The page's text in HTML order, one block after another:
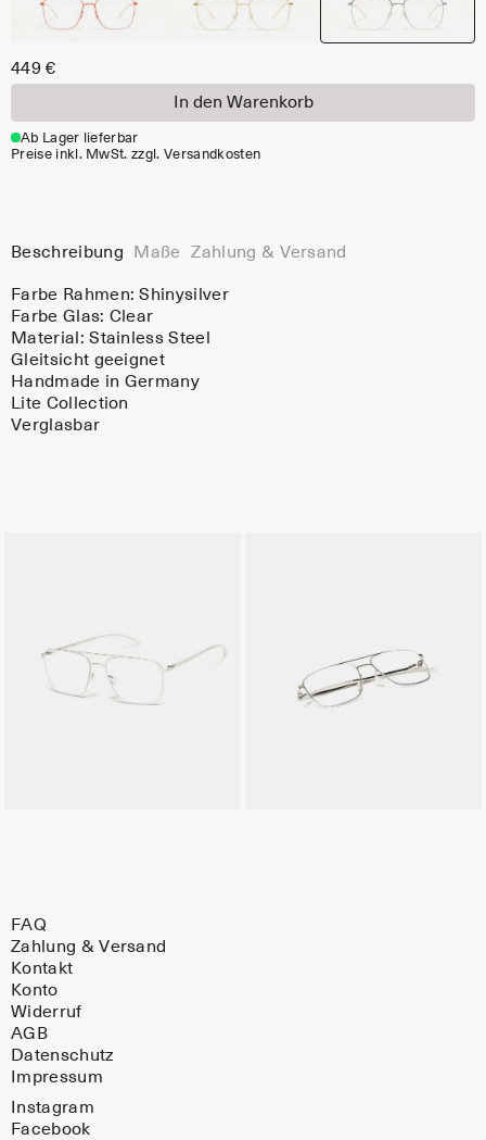
449 €
In den Warenkorb
Ab Lager lieferbar
Preise inkl. MwSt. zzgl. Versandkosten
Beschreibung Maße Zahlung & Versand
Farbe Rahmen:Shinysilver
Farbe Glas: Clear
Material:Stainless Steel
Gleitsicht geeignet
Handmade in Germany
Lite Collection
Verglasbar
FAQ
Zahlung & Versand
Kontakt
Konto
Widerruf
AGB
Datenschutz
Impressum
Instagram
Facebook